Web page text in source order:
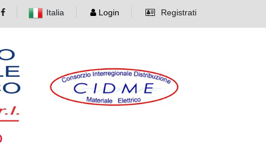
Italia Login Registrati